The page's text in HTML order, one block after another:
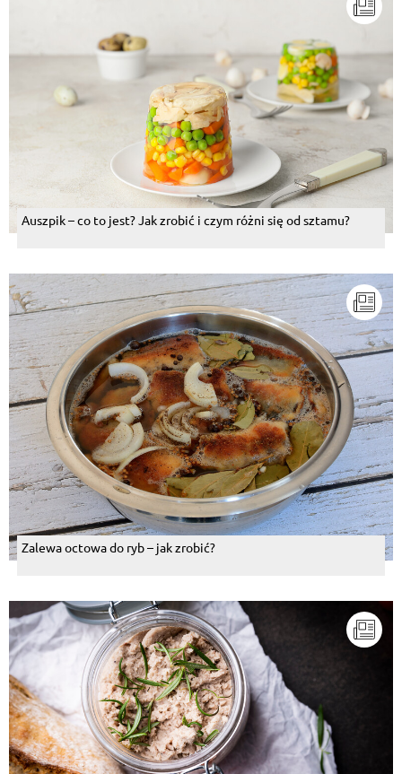
Auszpik – co to jest? Jak zrobić i czym różni się od sztamu?
Zalewa octowa do ryb – jak zrobić?